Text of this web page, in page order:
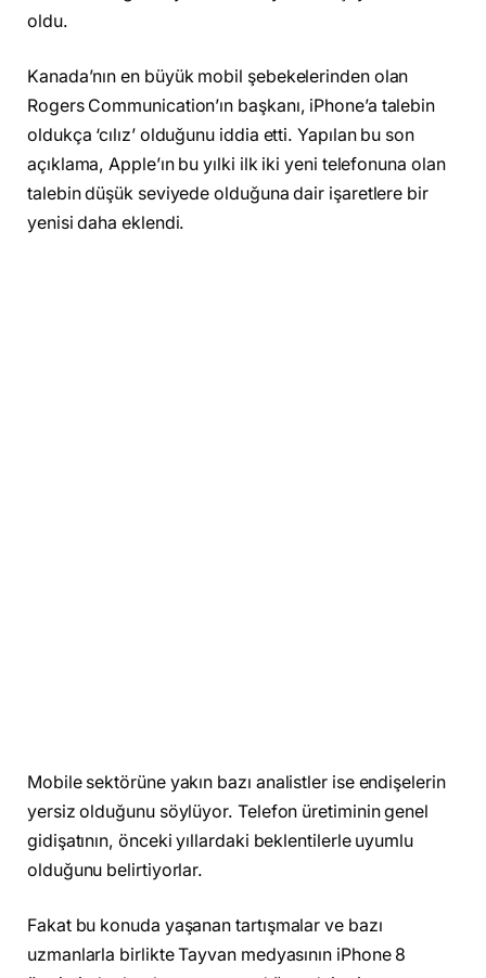
oldu.
Kanada’nın en büyük mobil şebekelerinden olan
Rogers Communication’ın başkanı, iPhone’a talebin
oldukça ‘cılız’ olduğunu iddia etti. Yapılan bu son
açıklama, Apple’ın bu yılki ilk iki yeni telefonuna olan
talebin düşük seviyede olduğuna dair işaretlere bir
yenisi daha eklendi.
Mobile sektörüne yakın bazı analistler ise endişelerin
yersiz olduğunu söylüyor. Telefon üretiminin genel
gidişatının, önceki yıllardaki beklentilerle uyumlu
olduğunu belirtiyorlar.
Fakat bu konuda yaşanan tartışmalar ve bazı
uzmanlarla birlikte Tayvan medyasının iPhone 8